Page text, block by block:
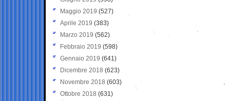
Maggio 2019 (527)
Aprile 2019 (383)
Marzo 2019 (562)
Febbraio 2019 (598)
Gennaio 2019 (641)
Dicembre 2018 (623)
Novembre 2018 (603)
Ottobre 2018 (631)